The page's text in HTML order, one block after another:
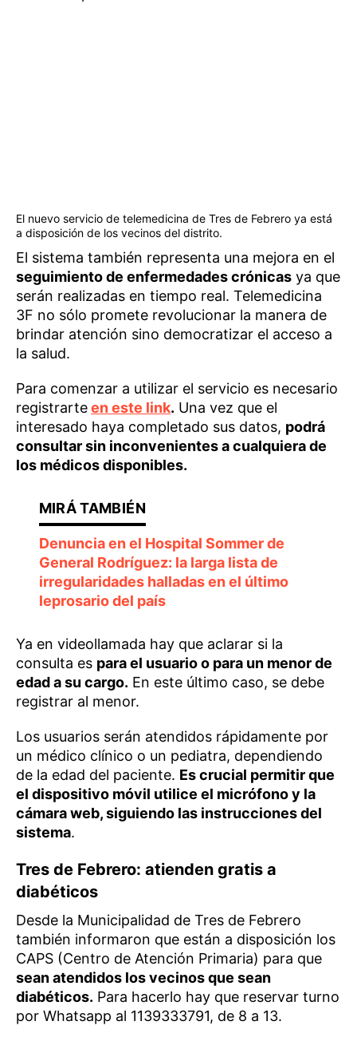
El nuevo servicio de telemedicina de Tres de Febrero ya está
a disposición de los vecinos del distrito.
El sistema también representa una mejora en el
seguimiento de enfermedades crónicas ya que
serán realizadas en tiempo real. Telemedicina
3F no sólo promete revolucionar la manera de
brindar atención sino democratizar el acceso a
la salud.
Para comenzar a utilizar el servicio es necesario
registrarteen este link. Una vez que el
interesado haya completado sus datos, podrá
consultar sin inconvenientes a cualquiera de
los médicos disponibles.
Denuncia en el Hospital Sommer de
General Rodríguez: la larga lista de
irregularidades halladas en el último
leprosario del país
Ya en videollamada hay que aclarar si la
consulta es para el usuario o para un menor de
edad a su cargo. En este último caso, se debe
registrar al menor.
Los usuarios serán atendidos rápidamente por
un médico clínico o un pediatra, dependiendo
de la edad del paciente. Es crucial permitir que
el dispositivo móvil utilice el micrófono y la
cámara web, siguiendo las instrucciones del
sistema.
Tres de Febrero: atienden gratis a
diabéticos
Desde la Municipalidad de Tres de Febrero
también informaron que están a disposición los
CAPS (Centro de Atención Primaria) para que
sean atendidos los vecinos que sean
diabéticos. Para hacerlo hay que reservar turno
por Whatsapp al 1139333791, de 8 a 13.